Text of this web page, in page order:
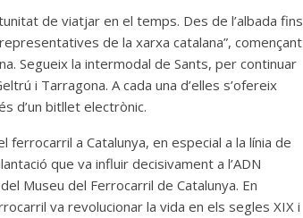
de viatjar en el temps. Des de l’albada fins
de la xarxa catalana”, començant
Segueix la intermodal de Sants, per continuar
i Tarragona. A cada una d’elles s’ofereix
d’un bitllet electrònic.
a Catalunya, en especial a la línia de
que va influir decisivament a l’ADN
Museu del Ferrocarril de Catalunya. En
va revolucionar la vida en els segles XIX i